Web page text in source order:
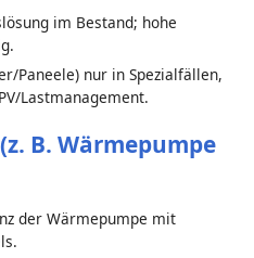
im Bestand; hohe
Paneele) nur in Spezialfällen,
Lastmanagement.
B. Wärmepumpe
der Wärmepumpe mit